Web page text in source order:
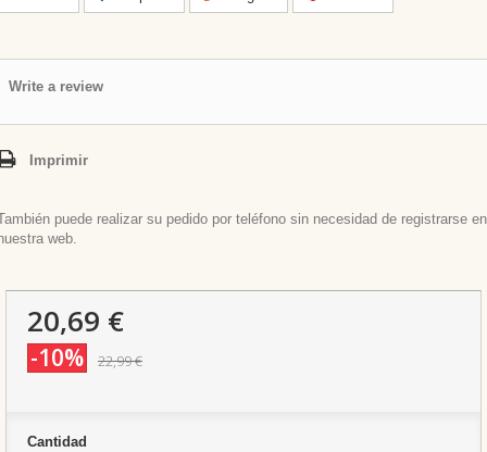
Write a review
Imprimir
puede realizar su pedido por teléfono sin necesidad de registrarse en
web.
20,69 €
-10% 22,99 €
Cantidad